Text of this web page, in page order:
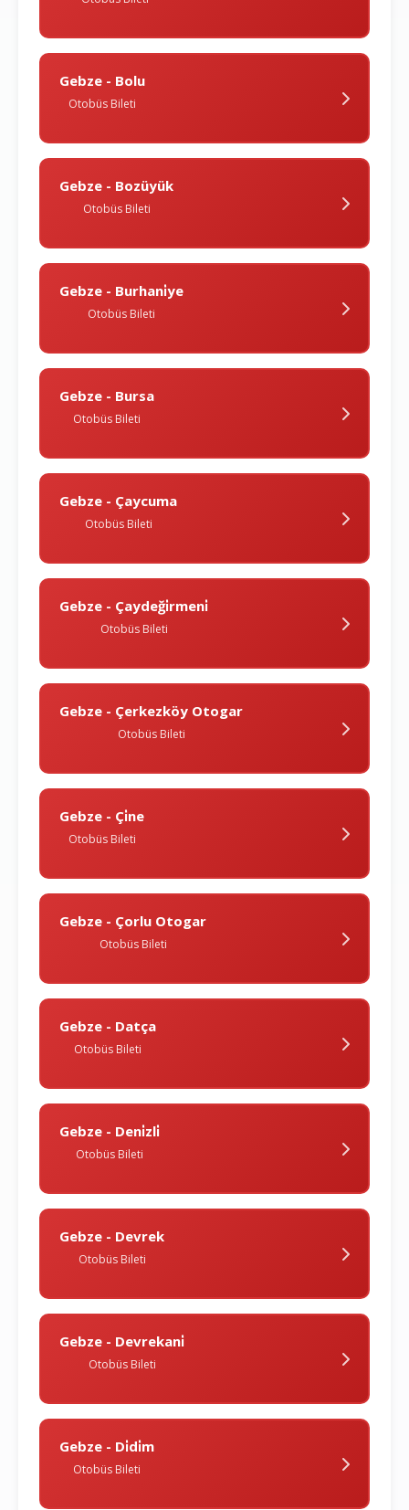
Gebze - Bolu
Otobüs Bileti
Gebze - Bozüyük
Otobüs Bileti
Gebze - Burhani̇ye
Otobüs Bileti
Gebze - Bursa
Otobüs Bileti
Gebze - Çaycuma
Otobüs Bileti
Gebze - Çaydeği̇rmeni̇
Otobüs Bileti
Gebze - Çerkezköy Otogar
Otobüs Bileti
Gebze - Çi̇ne
Otobüs Bileti
Gebze - Çorlu Otogar
Otobüs Bileti
Gebze - Datça
Otobüs Bileti
Gebze - Deni̇zli̇
Otobüs Bileti
Gebze - Devrek
Otobüs Bileti
Gebze - Devrekani̇
Otobüs Bileti
Gebze - Di̇di̇m
Otobüs Bileti